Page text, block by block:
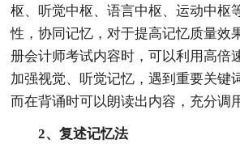
枢、听觉中枢、语言中枢、运动中枢
性，协同记忆，对于提高记忆质量效
册会计师考试内容时，可以利用高倍
加强视觉、听觉记忆，遇到重要关键
而在背诵时可以朗读出内容，充分调
2、复述记忆法